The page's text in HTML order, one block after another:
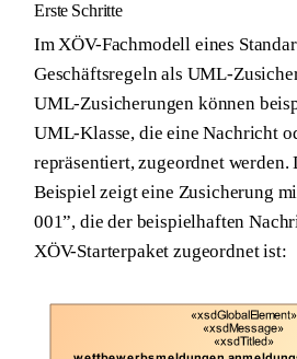
Erste Schritte
Im XÖV-Fachmodell eines
Geschäftsregeln als UML-
UML-Zusicherungen können
UML-Klasse, die eine Nachricht
repräsentiert, zugeordnet werden.
Beispiel zeigt eine Zusicherung
001”, die der beispielhaften
XÖV-Starterpaket zugeordnet ist: